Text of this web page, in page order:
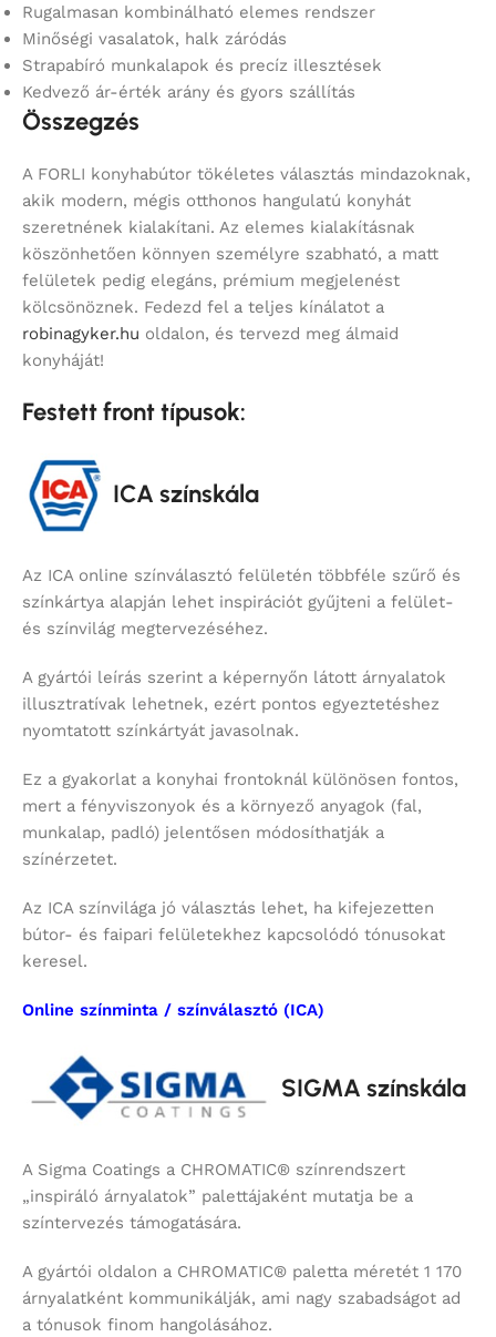
Rugalmasan kombinálható elemes rendszer
Minőségi vasalatok, halk záródás
Strapabíró munkalapok és precíz illesztések
Kedvező ár-érték arány és gyors szállítás
Összegzés
A FORLI konyhabútor tökéletes választás mindazoknak,
akik modern, mégis otthonos hangulatú konyhát
szeretnének kialakítani. Az elemes kialakításnak
köszönhetően könnyen személyre szabható, a matt
felületek pedig elegáns, prémium megjelenést
kölcsönöznek. Fedezd fel a teljes kínálatot a
robinagyker.hu oldalon, és tervezd meg álmaid
konyháját!
Festett front típusok:
ICA színskála
Az ICA online színválasztó felületén többféle szűrő és
színkártya alapján lehet inspirációt gyűjteni a felület-
és színvilág megtervezéséhez.
A gyártói leírás szerint a képernyőn látott árnyalatok
illusztratívak lehetnek, ezért pontos egyeztetéshez
nyomtatott színkártyát javasolnak.
Ez a gyakorlat a konyhai frontoknál különösen fontos,
mert a fényviszonyok és a környező anyagok (fal,
munkalap, padló) jelentősen módosíthatják a
színérzetet.
Az ICA színvilága jó választás lehet, ha kifejezetten
bútor- és faipari felületekhez kapcsolódó tónusokat
keresel.
Online színminta / színválasztó (ICA)
SIGMA színskála
A Sigma Coatings a CHROMATIC® színrendszert
„inspiráló árnyalatok” palettájaként mutatja be a
színtervezés támogatására.
A gyártói oldalon a CHROMATIC® paletta méretét 1 170
árnyalatként kommunikálják, ami nagy szabadságot ad
a tónusok finom hangolásához.